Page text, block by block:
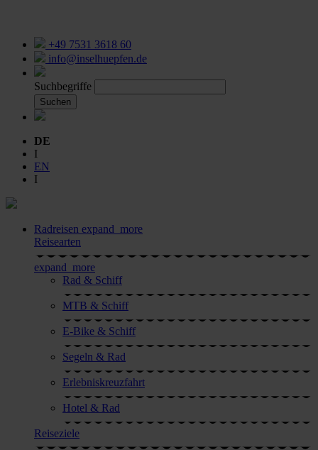
+49 7531 3618 60
info@inselhuepfen.de
Suchbegriffe
Suchen
DE
I
EN
I
Radreisen expand_more
Reisearten
expand_more
Rad & Schiff
MTB & Schiff
E-Bike & Schiff
Segeln & Rad
Erlebnis­kreuzfahrt
Hotel & Rad
Reiseziele